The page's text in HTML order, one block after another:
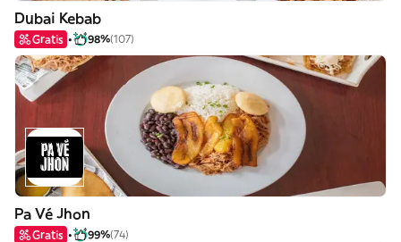
Dubai Kebab
Gratis 98%(107)
Pa Vé Jhon
Gratis 99%(74)